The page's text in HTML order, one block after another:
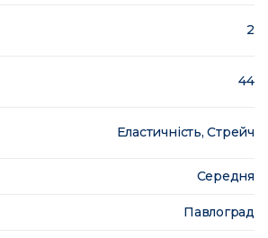
2
44
Еластичність, Стрейч
Середня
Павлоград